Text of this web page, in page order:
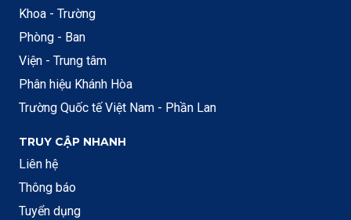
Khoa - Trường
Phòng - Ban
Viện - Trung tâm
Phân hiệu Khánh Hòa
Trường Quốc tế Việt Nam - Phần Lan
TRUY CẬP NHANH
Liên hệ
Thông báo
Tuyển dụng